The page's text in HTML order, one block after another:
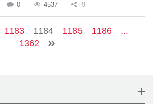
0 4537 9
1183 1184 1185 1186
...
1362